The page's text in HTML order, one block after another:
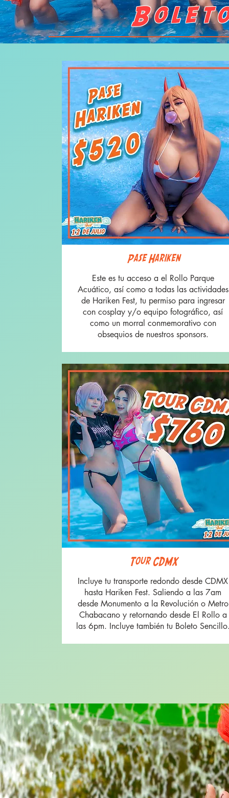
Pase Hariken
Este es tu acceso a el Rollo Parque
Acuático, así como a todas las actividades
de Hariken Fest, tu permiso para ingresar
con cosplay y/o equipo fotográfico, así
como un morral conmemorativo con
obsequios de nuestros sponsors.
Tour CDMX
Incluye tu transporte redondo desde CDMX
hasta Hariken Fest. Saliendo a las 7am
desde Monumento a la Revolución o Metro
Chabacano y retornando desde El Rollo a
las 6pm. Incluye también tu Boleto